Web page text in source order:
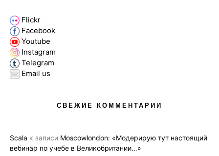
Flickr
Facebook
Youtube
Instagram
Telegram
Email us
СВЕЖИЕ КОММЕНТАРИИ
Scala к записи Moscowlondon: «Модерирую тут настоящий
вебинар по учебе в Великобритании…»